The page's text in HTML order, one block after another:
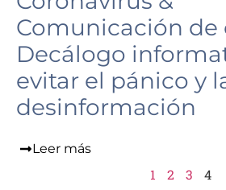
Comunicación de
Decálogo
evitar el pánico y
desinformación
Leer más
1 2 3 4